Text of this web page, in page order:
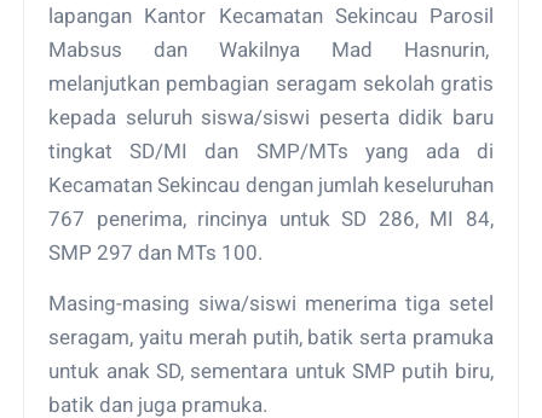
lapangan Kantor Kecamatan Sekincau Parosil
Mabsus dan Wakilnya Mad Hasnurin,
melanjutkan pembagian seragam sekolah gratis
kepada seluruh siswa/siswi peserta didik baru
tingkat SD/MI dan SMP/MTs yang ada di
Kecamatan Sekincau dengan jumlah keseluruhan
767 penerima, rincinya untuk SD 286, MI 84,
SMP 297 dan MTs 100.
Masing-masing siwa/siswi menerima tiga setel
seragam, yaitu merah putih, batik serta pramuka
untuk anak SD, sementara untuk SMP putih biru,
batik dan juga pramuka.